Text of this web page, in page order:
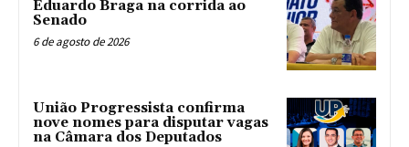
Eduardo Braga na corrida ao
Senado
6 de agosto de 2026
União Progressista confirma
nove nomes para disputar vagas
na Câmara dos Deputados